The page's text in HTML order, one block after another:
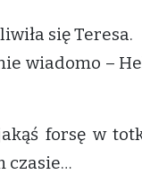
się Teresa.
wiadomo –
forsę w
czasie…